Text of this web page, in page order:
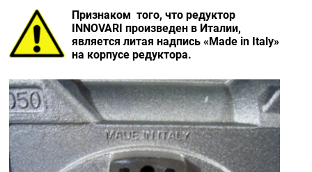
Признаком того, что редуктор
INNOVARI произведен в Италии,
является литая надпись «Made in Italy»
на корпусе редуктора.